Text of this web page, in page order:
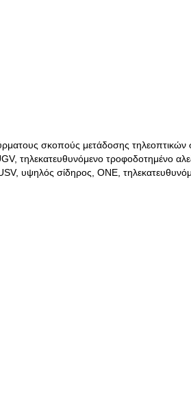
σκοπούς μετάδοσης τηλεοπτικών
τηλεκατευθυνόμενο τροφοδοτημένο
υψηλός σίδηρος, ΟΝΕ,